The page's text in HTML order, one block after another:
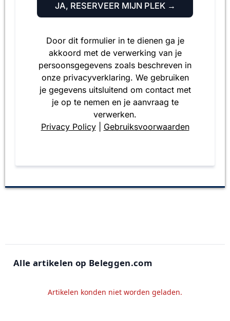
JA, RESERVEER MIJN PLEK →
Door dit formulier in te dienen ga je
akkoord met de verwerking van je
persoonsgegevens zoals beschreven in
onze privacyverklaring. We gebruiken
je gegevens uitsluitend om contact met
je op te nemen en je aanvraag te
verwerken.
Privacy Policy| Gebruiksvoorwaarden
Alle artikelen op Beleggen.com
Artikelen konden niet worden geladen.